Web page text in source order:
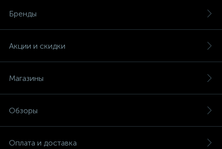
Бренды
Акции и скидки
Магазины
Обзоры
Оплата и доставка